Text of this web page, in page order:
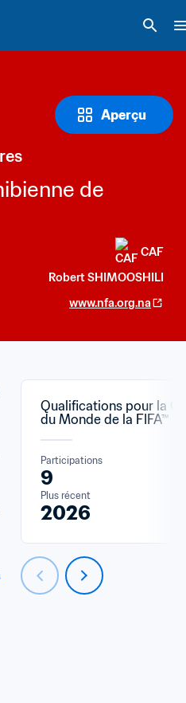
Aperçu
de
CAF
Robert SHIMOOSHILI
www.nfa.org.na
Qualifications pour la
du Monde de la FIFA™
Participations
9
Plus récent
2026